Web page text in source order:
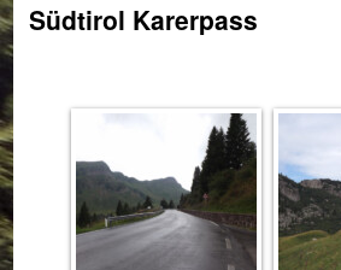
Südtirol Karerpass